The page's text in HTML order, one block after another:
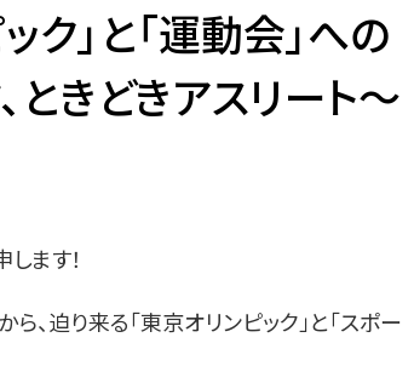
ク」と「運動会」への
きどきアスリート〜
ます！
迫り来る「東京オリンピック」と「スポー